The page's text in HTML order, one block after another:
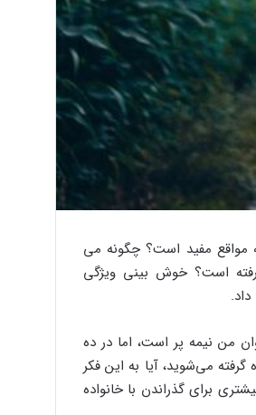
مواقع مفید است؟ چگونه می
است؟ خوش بینی ویژگی
من نیمه پر است، اما در ده
می‌شوید، آیا به این فکر
برای گذراندن با خانواده